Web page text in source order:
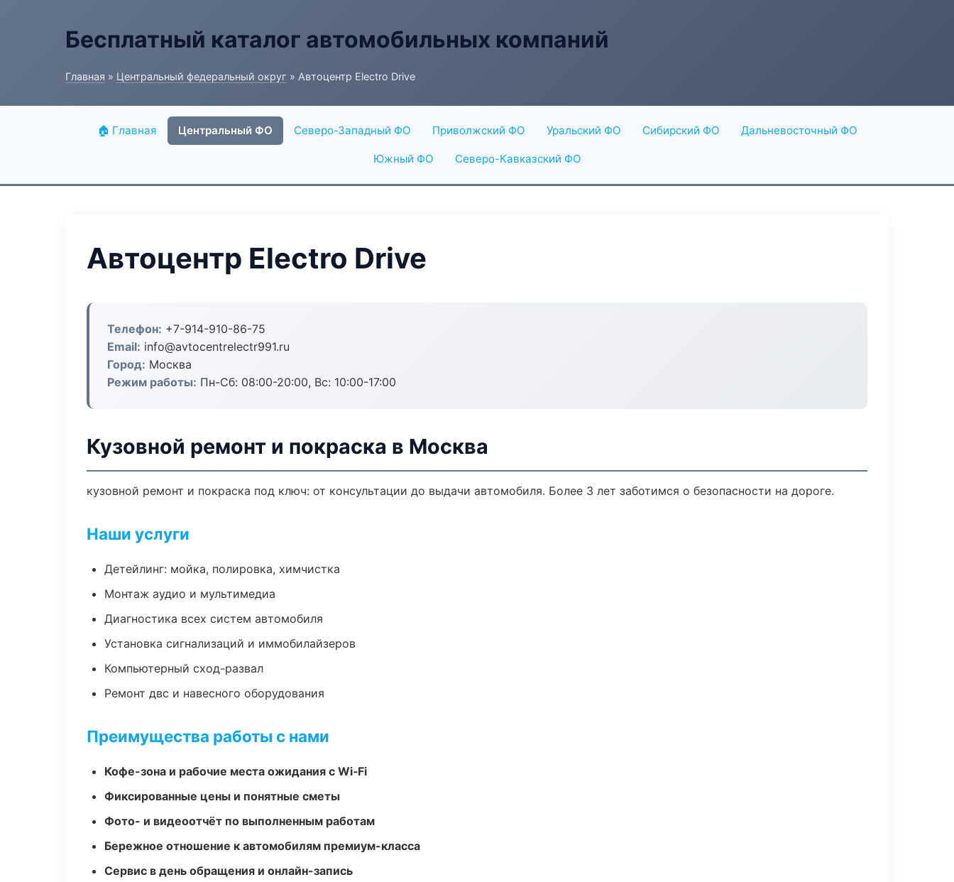
Бесплатный каталог автомобильных компаний
Главная » Центральный федеральный округ » Автоцентр Electro Drive
🏠 Главная Центральный ФО Северо-Западный ФО Приволжский ФО Уральский ФО Сибирский ФО Дальневосточный ФО
Южный ФО Северо-Кавказский ФО
Автоцентр Electro Drive
Телефон: +7-914-910-86-75
Email: info@avtocentrelectr991.ru
Город: Москва
Режим работы: Пн-Сб: 08:00-20:00, Вс: 10:00-17:00
Кузовной ремонт и покраска в Москва
кузовной ремонт и покраска под ключ: от консультации до выдачи автомобиля. Более 3 лет заботимся о безопасности на дороге.
Наши услуги
Детейлинг: мойка, полировка, химчистка
Монтаж аудио и мультимедиа
Диагностика всех систем автомобиля
Установка сигнализаций и иммобилайзеров
Компьютерный сход-развал
Ремонт двс и навесного оборудования
Преимущества работы с нами
Кофе-зона и рабочие места ожидания с Wi‑Fi
Фиксированные цены и понятные сметы
Фото- и видеоотчёт по выполненным работам
Бережное отношение к автомобилям премиум-класса
Сервис в день обращения и онлайн-запись